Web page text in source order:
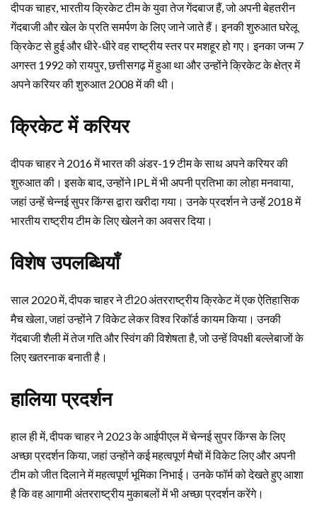
दीपक चाहर, भारतीय क्रिकेट टीम के युवा तेज गेंदबाज हैं, जो अपनी बेहतरीन
गेंदबाजी और खेल के प्रति समर्पण के लिए जाने जाते हैं। इनकी शुरुआत घरेलू
क्रिकेट से हुई और धीरे-धीरे वह राष्ट्रीय स्तर पर मशहूर हो गए। इनका जन्म 7
अगस्त 1992 को रायपुर, छत्तीसगढ़ में हुआ था और उन्होंने क्रिकेट के क्षेत्र में
अपने करियर की शुरुआत 2008 में की थी।
क्रिकेट में करियर
दीपक चाहर ने 2016 में भारत की अंडर-19 टीम के साथ अपने करियर की
शुरुआत की। इसके बाद, उन्होंने IPL में भी अपनी प्रतिभा का लोहा मनवाया,
जहां उन्हें चेन्नई सुपर किंग्स द्वारा खरीदा गया। उनके प्रदर्शन ने उन्हें 2018 में
भारतीय राष्ट्रीय टीम के लिए खेलने का अवसर दिया।
विशेष उपलब्धियाँ
साल 2020 में, दीपक चाहर ने टी20 अंतरराष्ट्रीय क्रिकेट में एक ऐतिहासिक
मैच खेला, जहां उन्होंने 7 विकेट लेकर विश्व रिकॉर्ड कायम किया। उनकी
गेंदबाजी शैली में तेज गति और स्विंग की विशेषता है, जो उन्हें विपक्षी बल्लेबाजों के
लिए खतरनाक बनाती है।
हालिया प्रदर्शन
हाल ही में, दीपक चाहर ने 2023 के आईपीएल में चेन्नई सुपर किंग्स के लिए
अच्छा प्रदर्शन किया, जहां उन्होंने कई महत्वपूर्ण मैचों में विकेट लिए और अपनी
टीम को जीत दिलाने में महत्वपूर्ण भूमिका निभाई। उनके फॉर्म को देखते हुए आशा
है कि वह आगामी अंतरराष्ट्रीय मुकाबलों में भी अच्छा प्रदर्शन करेंगे।